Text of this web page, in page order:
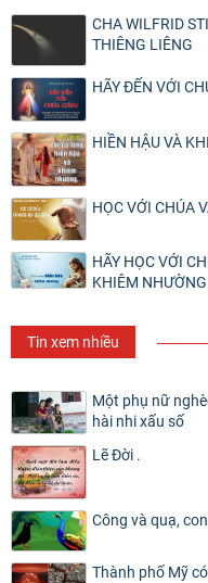
CHA WILFRID
THIÊNG LIÊNG
HÃY ĐẾN VỚI
HIỀN HẬU VÀ
HỌC VỚI CHÚA
HÃY HỌC VỚI
KHIÊM
Tin xem nhiều
Một phụ nữ
hài nhi xấu số
Lẽ Đời .
Công và quạ,
Thành phố Mỹ